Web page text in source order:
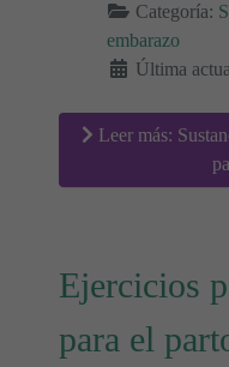
Categoría:
embarazo
Última
Leer más:
Ejercicios
para el